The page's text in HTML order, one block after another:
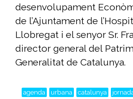
desenvolupament
de l’Ajuntament de
Llobregat i el senyor Sr.
director general del
Generalitat de Catalunya.
agenda urbana catalunya